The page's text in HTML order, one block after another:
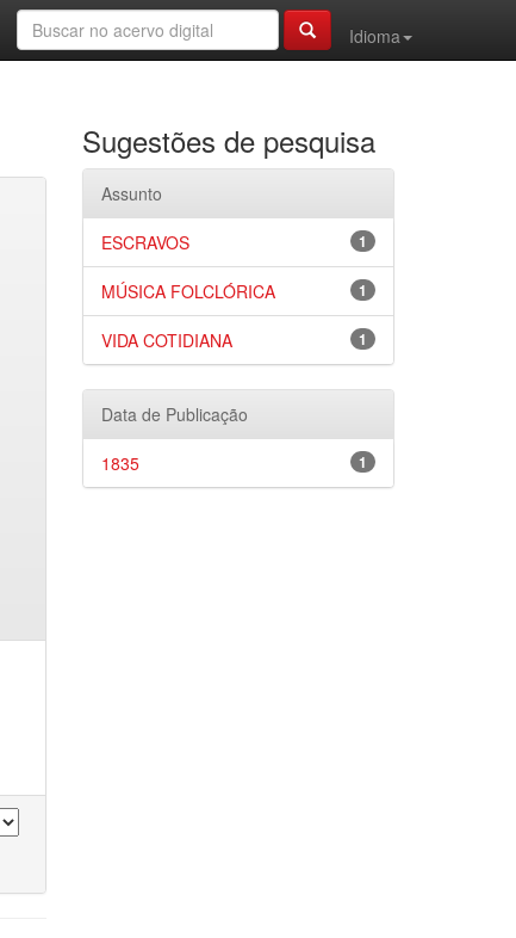
Idioma
Sugestões de pesquisa
Assunto
1
ESCRAVOS
1
MÚSICA FOLCLÓRICA
1
VIDA COTIDIANA
Data de Publicação
1
1835